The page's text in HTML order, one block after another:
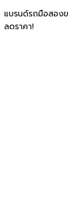
แบรนด์รถมือสองข
ลดราคา!